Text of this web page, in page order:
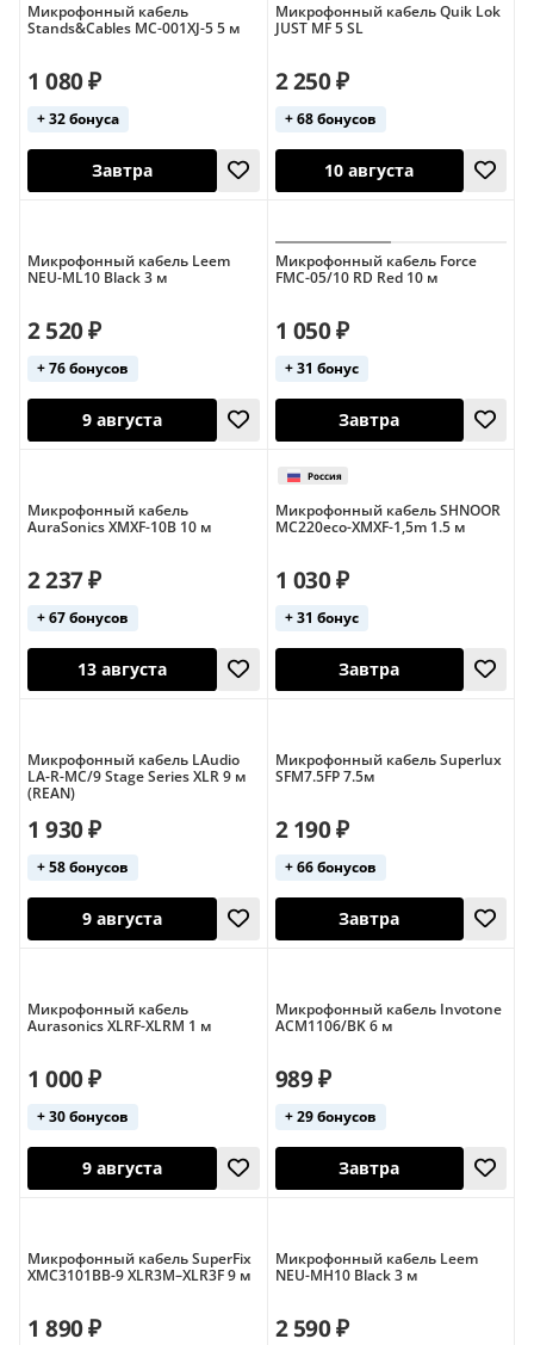
20 октября Завтра
Микрофонный кабель
Stands&Cables MC-001XJ-5 5 м
1 080 ₽
+ 32 бонуса
Микрофонный кабель Quik Lok
JUST MF 5 SL
2 250 ₽
+ 68 бонусов
Микрофонный кабель Leem
NEU-ML10 Black 3 м
2 520 ₽
+ 76 бонусов
Микрофонный кабель Force
FMC-05/10 RD Red 10 м
1 050 ₽
+ 31 бонус
Микрофонный кабель
AuraSonics XMXF-10B 10 м
2 237 ₽
+ 67 бонусов
13 августа
Микрофонный кабель SHNOOR
MC220eco-XMXF-1,5m 1.5 м
1 030 ₽
+ 31 бонус
Завтра
Микрофонный кабель LAudio
LA-R-MC/9 Stage Series XLR 9 м
(REAN)
1 930 ₽
+ 58 бонусов
9 августа
Микрофонный кабель Superlux
SFM7.5FP 7.5м
2 190 ₽
+ 66 бонусов
Завтра
Микрофонный кабель
Aurasonics XLRF-XLRM 1 м
1 000 ₽
+ 30 бонусов
Микрофонный кабель Invotone
ACM1106/BK 6 м
989 ₽
+ 29 бонусов
Микрофонный кабель SuperFix
XMC3101BB-9 XLR3M–XLR3F 9 м
1 890 ₽
Микрофонный кабель Leem
NEU-MH10 Black 3 м
2 590 ₽